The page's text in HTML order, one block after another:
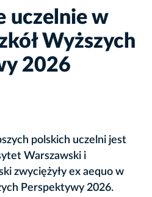
uczelnie w
Wyższych
2026
polskich uczelni jest
Warszawski i
zwyciężyły ex aequo w
Perspektywy 2026.